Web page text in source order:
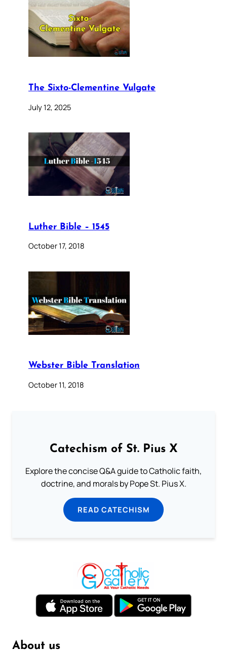
The Sixto-Clementine Vulgate
July 12, 2025
Luther Bible – 1545
October 17, 2018
Webster Bible Translation
October 11, 2018
Catechism of St. Pius X
Explore the concise Q&A guide to Catholic faith,
doctrine, and morals by Pope St. Pius X.
READ CATECHISM
About us